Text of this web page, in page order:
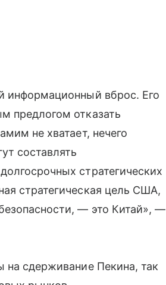
информационный вброс. Его
предлогом отказать
не хватает, нечего
составлять
стратегических
стратегическая цель США,
— это Китай», —
на сдерживание Пекина, так